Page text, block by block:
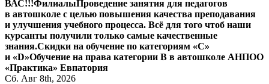
ВАС!!!ФилиалыПроведение занятия для педагогов
в автошколе с целью повышения качества преподавания
и улучшения учебного процесса. Всё для того чтоб наши
курсанты получили только самые качественные
знания.Скидки на обучение по категориям «С»
и «D»Обучение на права категории B в автошколе АНПОО
«Практика» Евпатория
Сб. Авг 8th, 2026